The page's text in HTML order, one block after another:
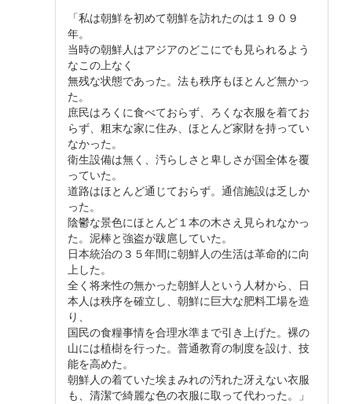
「私は朝鮮を初めて朝鮮を訪れたのは１９０９
年。
当時の朝鮮人はアジアのどこにでも見られるよう
なこの上なく
無残な状態であった。法も秩序もほとんど無かっ
た。
庶民はろくに食べておらず、ろくな衣服を着てお
らず、粗末な家に住み、ほとんど家財を持ってい
なかった。
衛生設備は無く、汚らしさと卑しさが国全体を覆
っていた。
道路はほとんど通じておらず。通信施設は乏しか
った。
陰鬱な景色にほとんど１本の木さえ見られなかっ
た。泥棒と強盗が跋扈していた。
日本統治の３５年間に朝鮮人の生活は革命的に向
上した。
全く将来性の無かった朝鮮人という人材から、日
本人は秩序を確立し、朝鮮に巨大な肥料工場を造
り、
国民の食糧事情を合理水準まで引き上げた。裸の
山には植樹を行った。普通教育の制度を設け、技
能を高めた。
朝鮮人の着ていた埃まみれの汚れた冴えない衣服
も、清潔で綺麗な色の衣服に取って代わった。」